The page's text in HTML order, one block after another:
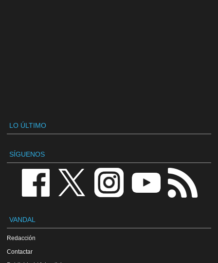
LO ÚLTIMO
SÍGUENOS
VANDAL
Redacción
Contactar